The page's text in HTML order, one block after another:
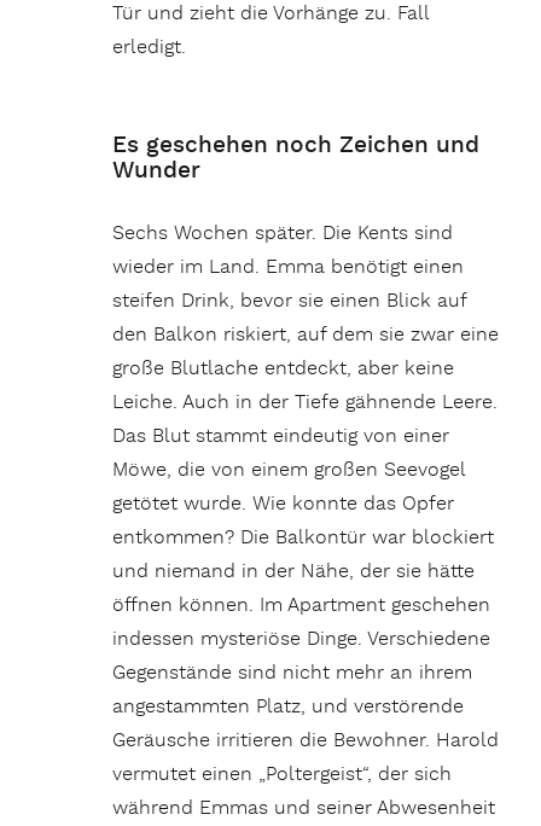
Tür und zieht die Vorhänge zu. Fall
erledigt.
Es geschehen noch Zeichen und
Wunder
Sechs Wochen später. Die Kents sind
wieder im Land. Emma benötigt einen
steifen Drink, bevor sie einen Blick auf
den Balkon riskiert, auf dem sie zwar eine
große Blutlache entdeckt, aber keine
Leiche. Auch in der Tiefe gähnende Leere.
Das Blut stammt eindeutig von einer
Möwe, die von einem großen Seevogel
getötet wurde. Wie konnte das Opfer
entkommen? Die Balkontür war blockiert
und niemand in der Nähe, der sie hätte
öffnen können. Im Apartment geschehen
indessen mysteriöse Dinge. Verschiedene
Gegenstände sind nicht mehr an ihrem
angestammten Platz, und verstörende
Geräusche irritieren die Bewohner. Harold
vermutet einen „Poltergeist“, der sich
während Emmas und seiner Abwesenheit